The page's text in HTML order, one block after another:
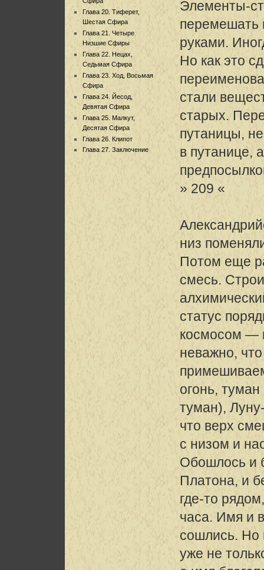
Глава 20. Тиферет,
Шестая Сфира
Глава 21. Четыре
Низшие Сфиры
Глава 22. Нецах,
Седьмая Сфира
Глава 23. Ход, Восьмая
Сфира
Глава 24. Йесод,
Девятая Сфира
Глава 25. Малкут,
Десятая Сфира
Глава 26. Клипот
Глава 27. Заключение
Элементы-
перемешать
руками.
Но как это
стали
старых.
путаницы,
в путанице,
» 209 «
низ
Потом еще
смесь.
статус
космосом —
неважно,
огонь,
туман),
что верх
с низом и
Обошлось и
Платона, и
где-то
часа. Имя и
сошлись.
уже не